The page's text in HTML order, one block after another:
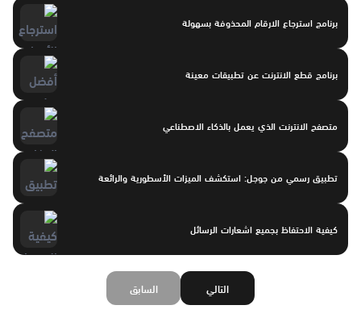
برنامج استرجاع الارقام المحذوفة بسهولة
برنامج قطع الانترنت عن تطبيقات معينة
متصفح الانترنت الذي يعمل بالذكاء الاصطناعي
تطبيق رسمي من جوجل: استكشف الميزات الأسطورية والرائعة
كيفية الاحتفاظ بجميع اشعارات الرسائل
السابق التالي